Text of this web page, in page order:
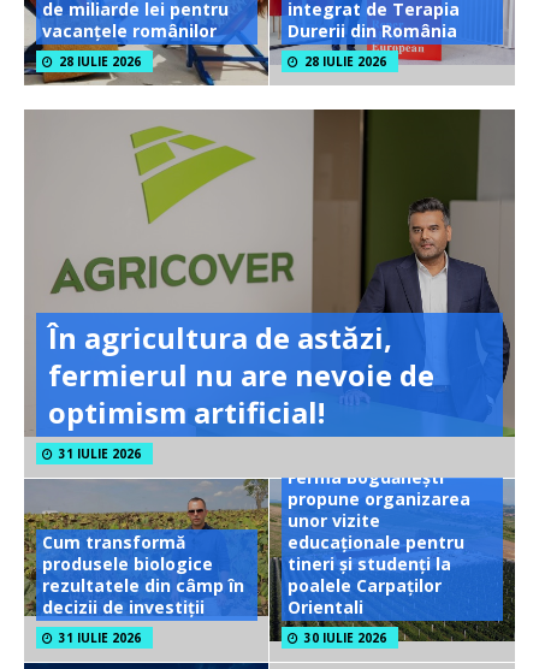
de miliarde lei pentru
vacanțele românilor
28 IULIE 2026
integrat de Terapia
Durerii din România
28 IULIE 2026
În agricultura de astăzi,
fermierul nu are nevoie de
optimism artificial!
31 IULIE 2026
Cum transformă
produsele biologice
rezultatele din câmp în
decizii de investiții
31 IULIE 2026
Ferma Bogdănești
propune organizarea
unor vizite
educaționale pentru
tineri și studenți la
poalele Carpaților
Orientali
30 IULIE 2026